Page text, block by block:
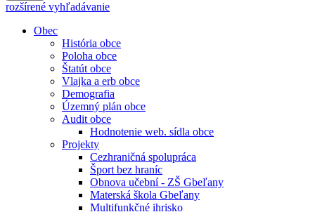
rozšírené vyhľadávanie
Obec
História obce
Poloha obce
Štatút obce
Vlajka a erb obce
Demografia
Územný plán obce
Audit obce
Hodnotenie web. sídla obce
Projekty
Cezhraničná spolupráca
Šport bez hraníc
Obnova učební - ZŠ Gbeľany
Materská škola Gbeľany
Multifunkčné ihrisko